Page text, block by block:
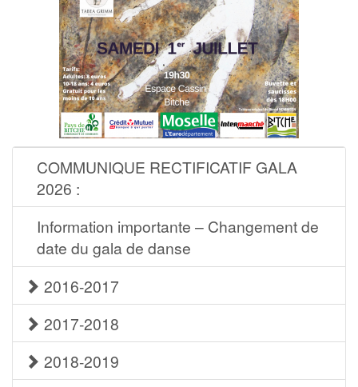
COMMUNIQUE RECTIFICATIF GALA
2026 :
Information importante – Changement de
date du gala de danse
2016-2017
2017-2018
2018-2019